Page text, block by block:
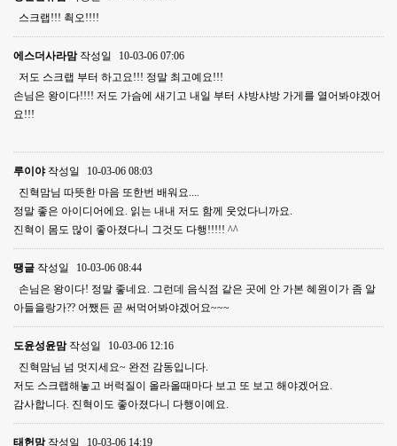
스크랩!!! 쵝오!!!!
에스더사라맘 작성일
10-03-06 07:06
저도 스크랩 부터 하고요!!! 정말 최고예요!!!
손님은 왕이다!!!! 저도 가슴에 새기고 내일 부터 샤방샤방 가게를 열어봐야겠어
요!!!
루이야 작성일
10-03-06 08:03
진혁맘님 따뜻한 마음 또한번 배워요....
정말 좋은 아이디어에요. 읽는 내내 저도 함께 웃었다니까요.
진혁이 몸도 많이 좋아졌다니 그것도 다행!!!!! ^^
땡글 작성일
10-03-06 08:44
손님은 왕이다! 정말 좋네요. 그런데 음식점 같은 곳에 안 가본 혜원이가 좀 알
아들을랑가?? 어쨌든 곧 써먹어봐야겠어요~~~
도윤성윤맘 작성일
10-03-06 12:16
진혁맘님 넘 멋지세요~ 완전 감동입니다.
저도 스크랩해놓고 버럭질이 올라올때마다 보고 또 보고 해야겠어요.
감사합니다. 진혁이도 좋아졌다니 다행이예요.
태헌맘 작성일
10-03-06 14:19